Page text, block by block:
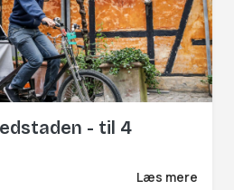
- til 4
Læs mere